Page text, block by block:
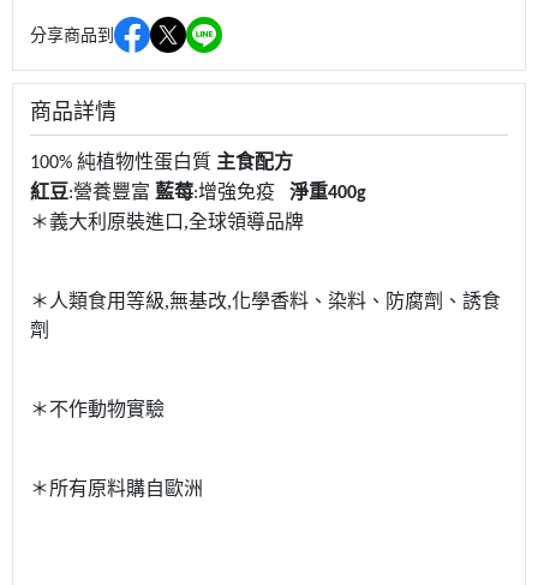
分享商品到
商品詳情
100% 純植物性蛋白質 主食配方
紅豆:營養豐富 藍莓:增強免疫 淨重400g
＊義大利原裝進口 ,全球領導品牌
＊人類食用等級,無基改,化學香料、染料、防腐劑、誘食
劑
＊不作動物實驗
＊所有原料購自歐洲